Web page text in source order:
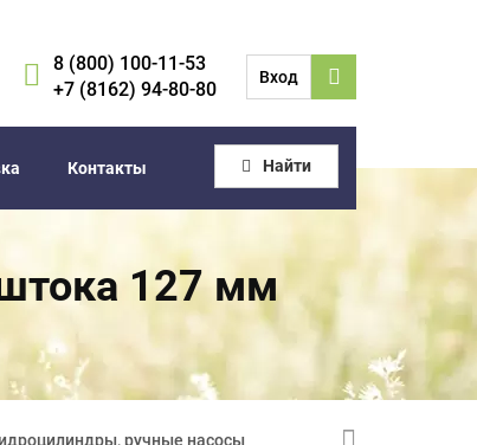
8 (800) 100-11-53
+7 (8162) 94-80-80
Вход
Контакты Найти
127 мм
ручные насосы